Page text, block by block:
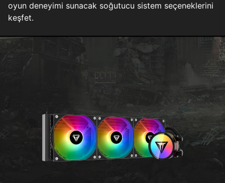
oyun deneyimi sunacak soğutucu sistem seçeneklerini
keşfet.